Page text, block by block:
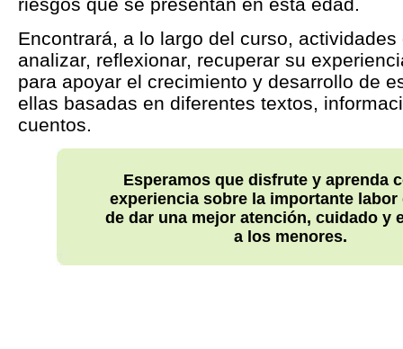
Encontrará, a lo largo del curso,
analizar, reflexionar, recuperar su
para apoyar el crecimiento y desarrollo de
ellas basadas en diferentes textos,
cuentos.
Esperamos que disfrute y aprenda
experiencia sobre la importante labor
de dar una mejor atención, cuidado y
a los menores.